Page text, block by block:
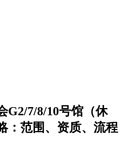
G2/7/8/10号馆（休
：范围、资质、流程